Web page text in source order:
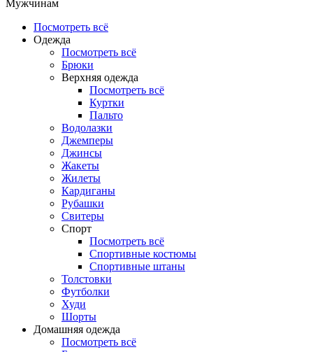
Мужчинам
Посмотреть всё
Одежда
Посмотреть всё
Брюки
Верхняя одежда
Посмотреть всё
Куртки
Пальто
Водолазки
Джемперы
Джинсы
Жакеты
Жилеты
Кардиганы
Рубашки
Свитеры
Спорт
Посмотреть всё
Спортивные костюмы
Спортивные штаны
Толстовки
Футболки
Худи
Шорты
Домашняя одежда
Посмотреть всё